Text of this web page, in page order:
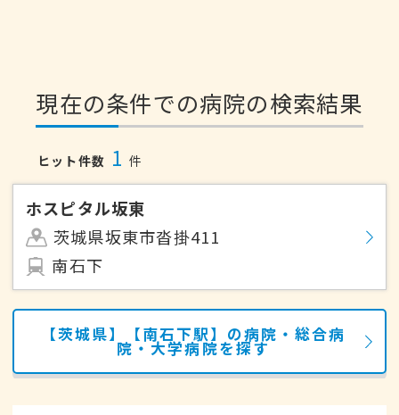
現在の条件での病院の検索結果
ヒット件数 1 件
ホスピタル坂東
茨城県坂東市沓掛411
南石下
【茨城県】【南石下駅】の病院・総合病
院・大学病院を探す